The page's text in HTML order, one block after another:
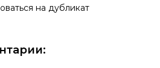
на дубликат